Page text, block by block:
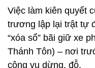
Việc làm kiên quyết
trương lập lại trật tự
“xóa sổ” bãi giữ xe
Thánh Tôn) – nơi
công vụ dừng, đỗ.